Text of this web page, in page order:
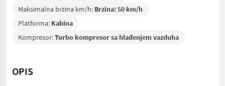
Maksimalna brzina km/h: Brzina: 50 km/h
Platforma: Kabina
Kompresor:Turbo kompresor sa hlađenjem vazduha
OPIS